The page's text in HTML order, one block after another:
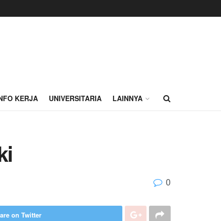
KERJA UNIVERSITARIA LAINNYA
0
on Twitter